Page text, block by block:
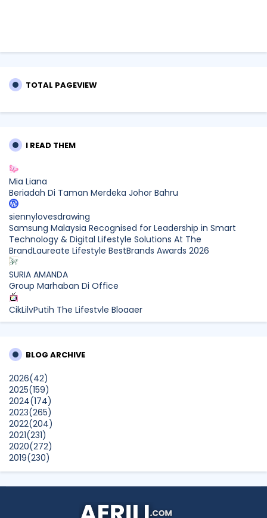
TOTAL PAGEVIEW
I READ THEM
Mia Liana
Beriadah Di Taman Merdeka Johor Bahru
siennylovesdrawing
Samsung Malaysia Recognised for Leadership in Smart
Technology & Digital Lifestyle Solutions At The
BrandLaureate Lifestyle BestBrands Awards 2026
SURIA AMANDA
Group Marhaban Di Office
CikLilyPutih The Lifestyle Blogger
What to Read After Watching The Odyssey: Kobo’s Reading
Pertama Kali Join Running Event, Thank You LEGO x KLCC!
Show All
BLOG ARCHIVE
2026(42)
2025(159)
2024(174)
2023(265)
2022(204)
2021(231)
2020(272)
2019(230)
2018(496)